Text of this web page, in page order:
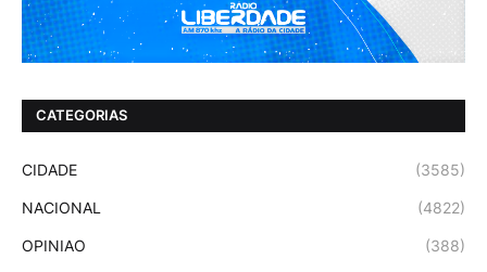
CATEGORIAS
CIDADE (3585)
NACIONAL (4822)
OPINIAO (388)